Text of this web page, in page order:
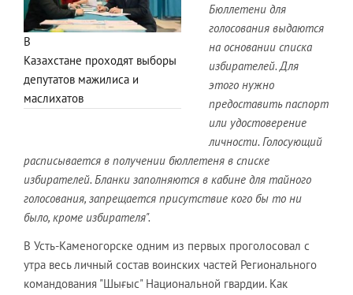
В
Казахстане проходят выборы
депутатов мажилиса и
маслихатов
Бюллетени для
голосования выдаются
на основании списка
избирателей. Для
этого нужно
предоставить паспорт
или удостоверение
личности. Голосующий
расписывается в получении бюллетеня в списке
избирателей. Бланки заполняются в кабине для тайного
голосования, запрещается присутствие кого бы то ни
было, кроме избирателя".
В Усть-Каменогорске одним из первых проголосовал с
утра весь личный состав воинских частей Регионального
командования "Шығыс" Национальной гвардии. Как